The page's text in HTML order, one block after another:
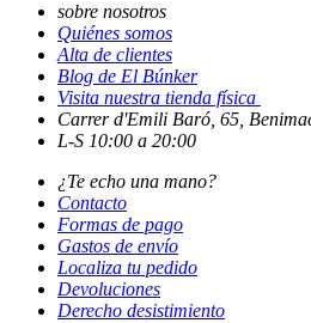
sobre nosotros
Quiénes somos
Alta de clientes
Blog de El Búnker
Visita nuestra tienda física
Carrer d'Emili Baró, 65,
L-S 10:00 a 20:00
¿Te echo una mano?
Contacto
Formas de pago
Gastos de envío
Localiza tu pedido
Devoluciones
Derecho desistimiento